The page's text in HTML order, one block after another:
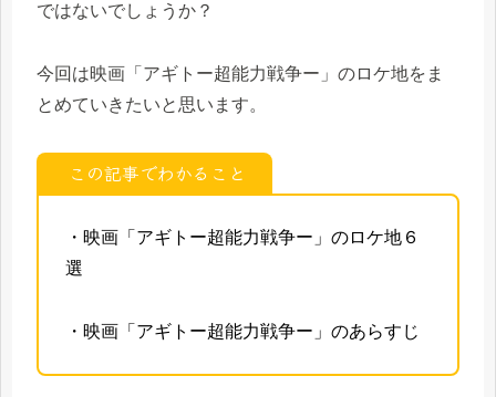
ではないでしょうか？
今回は映画「アギトー超能力戦争ー」のロケ地をま
とめていきたいと思います。
この記事でわかること
・映画「アギトー超能力戦争ー」のロケ地６
選
・映画「アギトー超能力戦争ー」のあらすじ